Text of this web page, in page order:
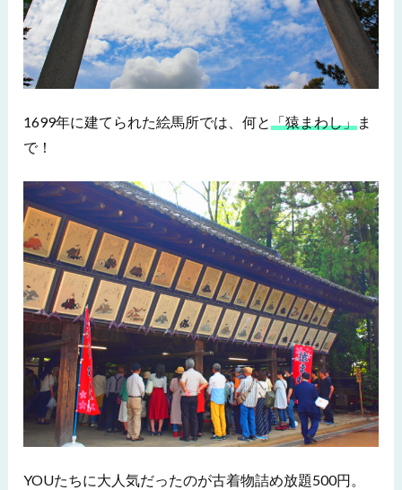
1699年に建てられた絵馬所では、何と 「猿まわし」
ま
で！
YOUたちに大人気だったのが古着物詰め放題500円。